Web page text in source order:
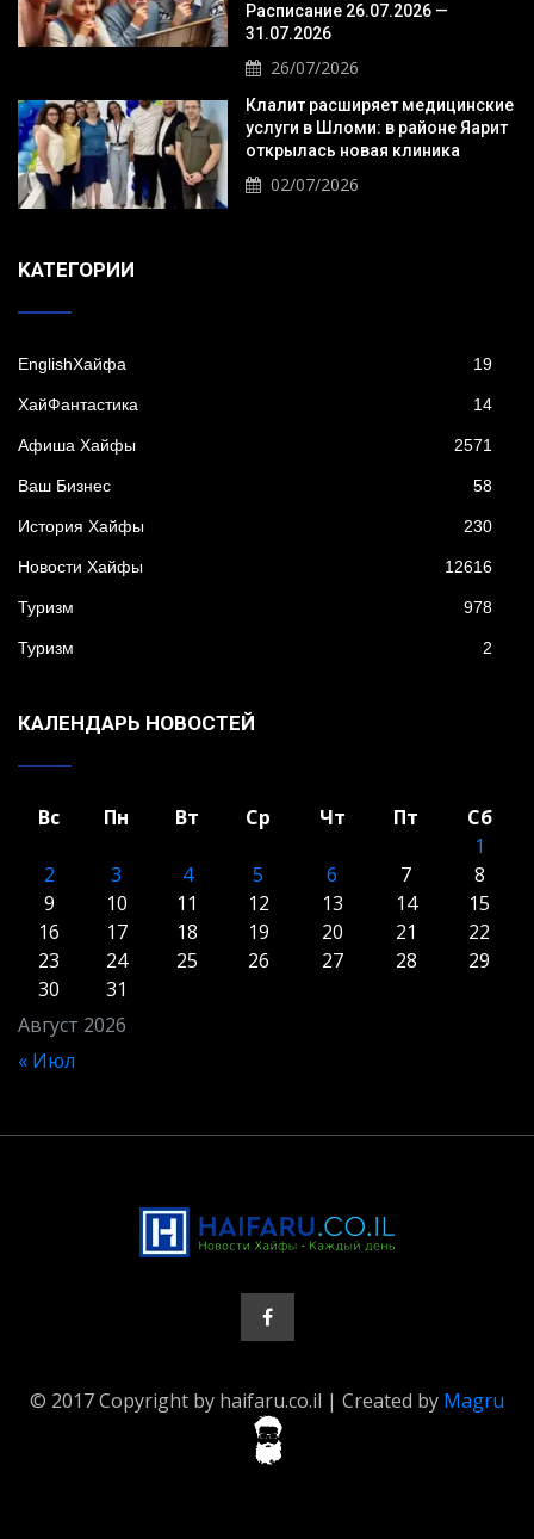
Расписание 26.07.2026 —
31.07.2026
26/07/2026
Клалит расширяет медицинские
услуги в Шломи: в районе Яарит
открылась новая клиника
02/07/2026
KАТЕГОРИИ
EnglishХайфа 19
XайФантастика 14
Афиша Хайфы 2571
Ваш Бизнес 58
История Хайфы 230
Новости Хайфы 12616
Туризм 978
Туризм 2
КАЛЕНДАРЬ НОВОСТЕЙ
Август 2026
Вс Пн Вт Ср Чт Пт
Сб
1
2
3 4 5 6 7
8
9
10 11 12 13 14
15
16
17 18 19 20 21
22
23
24 25 26 27 28
29
30
31
« Июл
© 2017 Copyright by haifaru.co.il | Created by Magru